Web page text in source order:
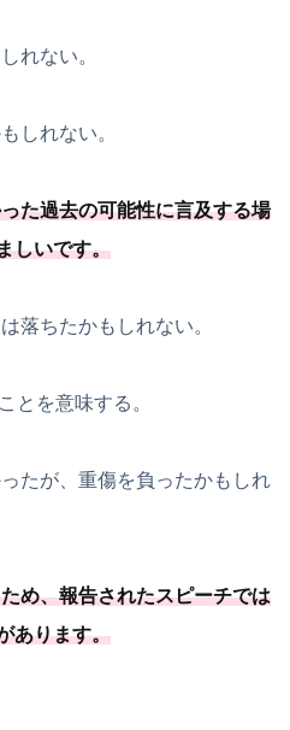
れない。
しれない。
た過去の可能性に言及する場
しいです。
落ちたかもしれない。
とを意味する。
たが、重傷を負ったかもしれ
め、報告されたスピーチでは
あります。